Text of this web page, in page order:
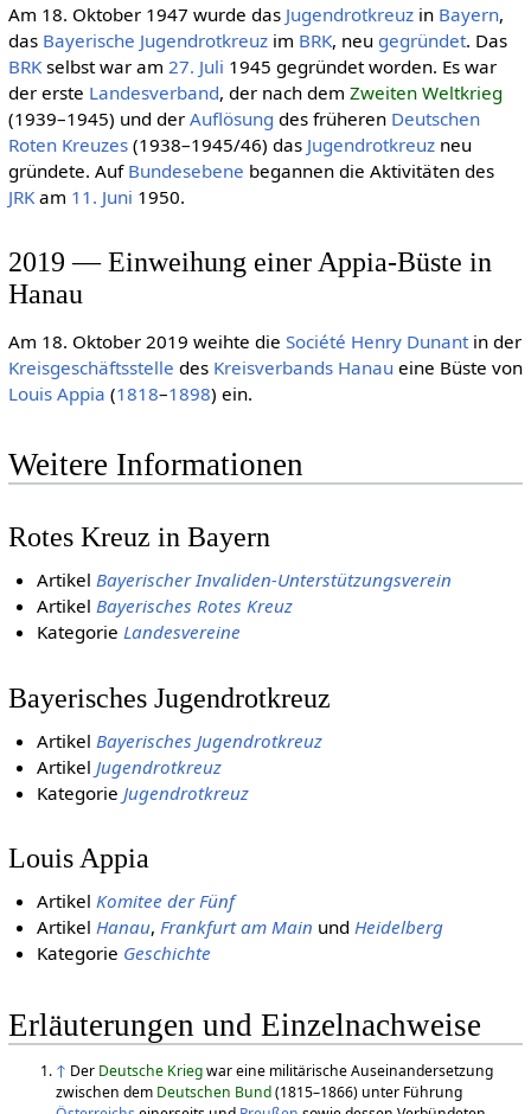
Am 18. Oktober 1947 wurde das Jugendrotkreuzin Bayern,
das Bayerische Jugendrotkreuzim BRK, neu gegründet. Das
BRKselbst war am 27. Juli 1945 gegründet worden. Es war
der erste Landesverband, der nach dem Zwei­ten Welt­krieg
(1939–1945) und der Auflösung des früheren Deut­schen
Roten Kreu­zes(1938–1945/46) das Jugendrotkreuzneu
gründete. Auf Bundes­ebene begannen die Aktivitäten des
JRKam 11. Juni 1950.
2019 — Einweihung einer Appia-Büste in
Hanau
Am 18. Oktober 2019 weihte die Société Henry Dunantin der
Kreisgeschäftsstelle des Kreisverbands Hanau eine Büste von
Louis Appia (1818–1898) ein.
Weitere Informationen
Rotes Kreuz in Bayern
ArtikelBayerischer Invaliden-Unterstützungsverein
ArtikelBayerisches Rotes Kreuz
KategorieLandesvereine
Bayerisches Jugendrotkreuz
Artikel Bayerisches Jugendrotkreuz
Artikel Jugendrotkreuz
Kategorie Jugendrotkreuz
Louis Appia
ArtikelKomitee der Fünf
ArtikelHanau,Frankfurt am Main undHeidelberg
Kategorie Geschichte
Erläuterungen und Einzelnachweise
↑ Der Deutsche Kriegwar eine militärische Auseinandersetzung
zwischen dem Deutschen Bund(1815–1866) unter Führung